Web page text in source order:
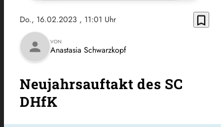
Do., 16.02.2023 , 11:01 Uhr bookmark_border
person VON
Anastasia Schwarzkopf
Neujahrsauftakt des SC
DHfK